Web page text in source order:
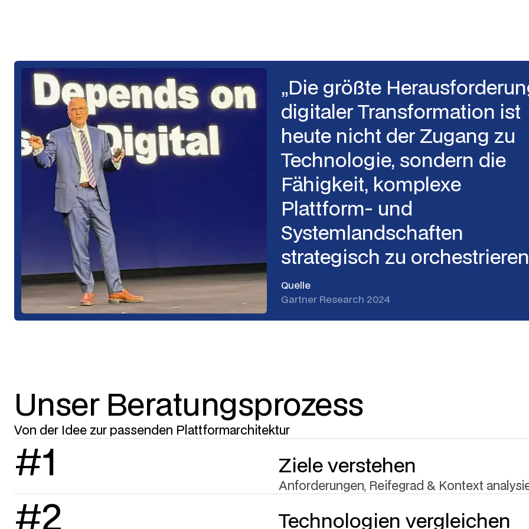
„Die größte
digitaler Transformation ist
heute nicht der Zugang zu
Technologie, sondern die
Fähigkeit, komplexe
Plattform- und
Systemlandschaften
strategisch zu
Quelle
Gartner Research 2024
Unser Beratungsprozess
Von der Idee zur passenden Plattformarchitektur
#1 Ziele verstehen
Anforderungen, Reifegrad & Kontext
#2 Technologien vergleichen